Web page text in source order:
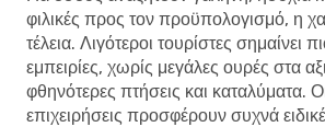
φιλικές προς τον προϋπολογισμό, η
τέλεια. Λιγότεροι τουρίστες σημαίνει
εμπειρίες, χωρίς μεγάλες ουρές στα
φθηνότερες πτήσεις και καταλύματα.
επιχειρήσεις προσφέρουν συχνά